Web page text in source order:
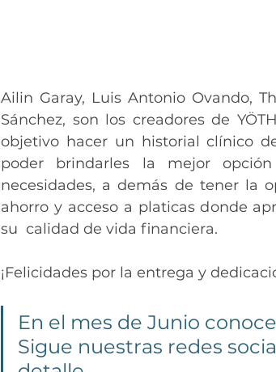
Ailin Garay, Luis Antonio Ovando,
Sánchez, son los creadores de
objetivo hacer un historial clínico
poder brindarles la mejor
necesidades, a demás de tener la
ahorro y acceso a platicas donde
su  calidad de vida financiera.
¡Felicidades por la entrega y
En el mes de Junio
Sigue nuestras redes